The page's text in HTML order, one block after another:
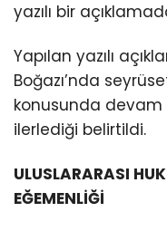
yazılı bir
Yapılan yazılı
Boğazı’nda
konusunda
ilerlediği belirtildi.
ULUSLARARASI
EĞEMENLİĞİ